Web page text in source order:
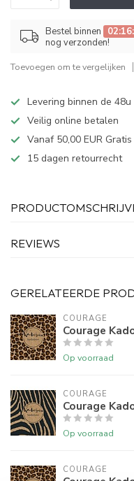
Bestel binnen
nog verzonden!
Toevoegen om te vergelijken
Levering binnen de 48u
Veilig online betalen
Vanaf 50,00 EUR
15 dagen retourrecht
REVIEWS
GERELATEERDE
COURAGE
Courage
Op voorraad
COURAGE
Courage
Op voorraad
COURAGE